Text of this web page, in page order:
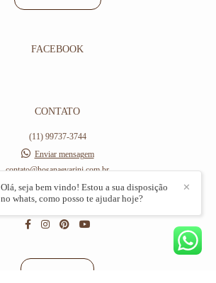
FACEBOOK
CONTATO
(11) 99737-3744
Enviar mensagem
contato@hosanaevarini.com.br
Av Hilário Pereira de Souza,, 406
Osasco / SP
✕
Olá, seja bem vindo! Estou a sua disposição
no whats, como posso te ajudar hoje?